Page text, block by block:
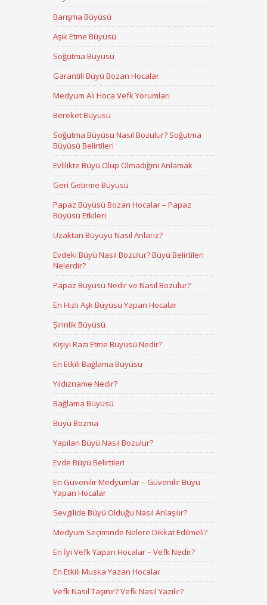
Barışma Büyüsü
Aşık Etme Büyüsü
Soğutma Büyüsü
Garantili Büyü Bozan Hocalar
Medyum Ali Hoca Vefk Yorumları
Bereket Büyüsü
Soğutma Büyüsü Nasıl Bozulur? Soğutma
Büyüsü Belirtileri
Evlilikte Büyü Olup Olmadığını Anlamak
Geri Getirme Büyüsü
Papaz Büyüsü Bozan Hocalar – Papaz
Büyüsü Etkileri
Uzaktan Büyüyü Nasıl Anlarız?
Evdeki Büyü Nasıl Bozulur? Büyü Belirtileri
Nelerdir?
Papaz Büyüsü Nedir ve Nasıl Bozulur?
En Hızlı Aşk Büyüsü Yapan Hocalar
Şirinlik Büyüsü
Kişiyi Razı Etme Büyüsü Nedir?
En Etkili Bağlama Büyüsü
Yıldızname Nedir?
Bağlama Büyüsü
Büyü Bozma
Yapılan Büyü Nasıl Bozulur?
Evde Büyü Belirtileri
En Güvenilir Medyumlar – Güvenilir Büyü
Yapan Hocalar
Sevgilide Büyü Olduğu Nasıl Anlaşılır?
Medyum Seçiminde Nelere Dikkat Edilmeli?
En İyi Vefk Yapan Hocalar – Vefk Nedir?
En Etkili Muska Yazan Hocalar
Vefk Nasıl Taşınır? Vefk Nasıl Yazılır?